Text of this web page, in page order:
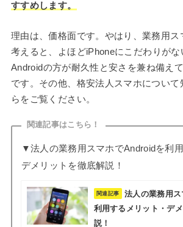
すすめします。
理由は、価格面です。やはり、業務用ス
考えると、よほどiPhoneにこだわりがな
Androidの方が耐久性と安さを兼ね備え
です。その他、格安法人スマホについて
らをご覧ください。
関連記事はこちら！
▼法人の業務用スマホでAndroidを利
デメリットを徹底解説！
関連記事
法人の業務用
利用するメリット・デ
説！